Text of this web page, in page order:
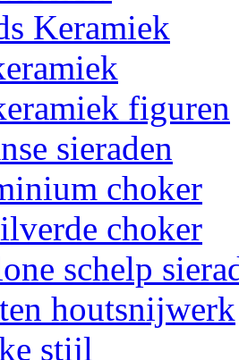
Keramiek
figuren
sieraden
choker
choker
schelp
houtsnijwerk
stijl